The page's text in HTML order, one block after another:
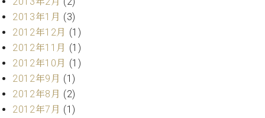
2013年1月 (3)
2012年12月 (1)
2012年11月 (1)
2012年10月 (1)
2012年9月 (1)
2012年8月 (2)
2012年7月 (1)